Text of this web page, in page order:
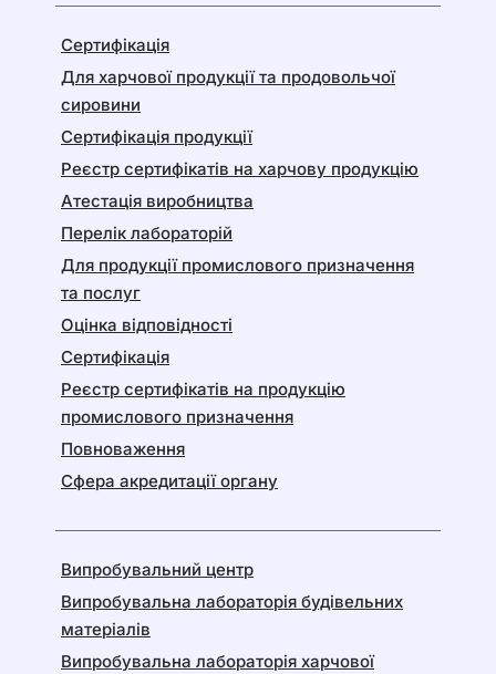
Сертифікація
Для харчової продукції та продовольчої
сировини
Сертифікація продукції
Реєстр сертифікатів на харчову продукцію
Атестація виробництва
Перелік лабораторій
Для продукції промислового призначення
та послуг
Оцінка відповідності
Сертифікація
Реєстр сертифікатів на продукцію
промислового призначення
Повноваження
Сфера акредитації органу
Випробувальний центр
Випробувальна лабораторія будівельних
матеріалів
Випробувальна лабораторія харчової